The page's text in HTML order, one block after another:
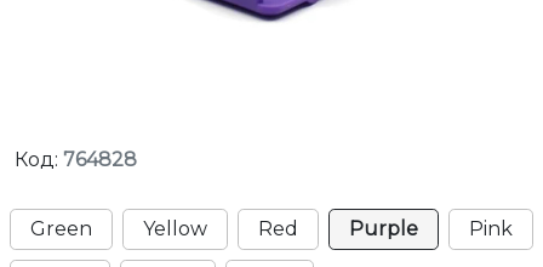
Код: 764828
Green Yellow Red Purple Pink